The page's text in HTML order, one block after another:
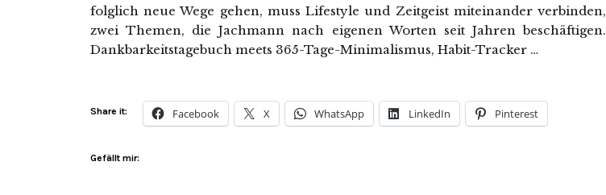
folglich neue Wege gehen, muss Lifestyle und Zeitgeist miteinander verbinden,
zwei Themen, die Jachmann nach eigenen Worten seit Jahren beschäftigen.
Dankbarkeitstagebuch meets 365-Tage-Minimalismus, Habit-Tracker …
Share it: Facebook X WhatsApp LinkedIn Pinterest
Gefällt mir: